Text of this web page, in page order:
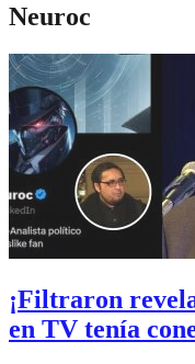
Neuroc
¡Filtraron
en TV tenía